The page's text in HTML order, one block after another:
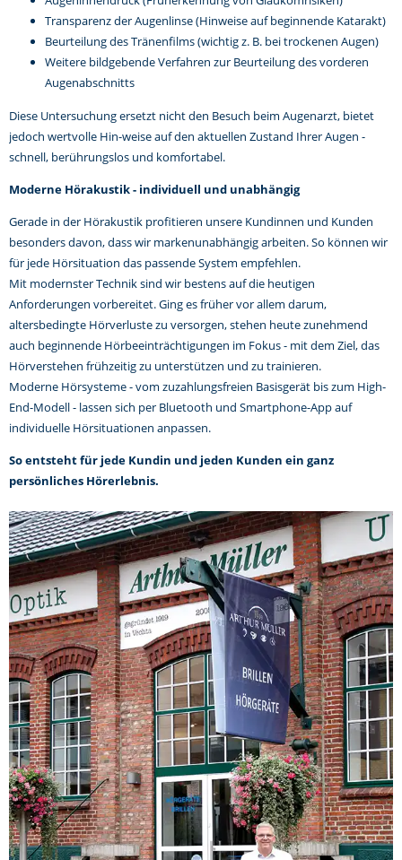
Transparenz der Augenlinse (Hinweise auf beginnende Katarakt)
Beurteilung des Tränenfilms (wichtig z. B. bei trockenen Augen)
Weitere bildgebende Verfahren zur Beurteilung des vorderen
Augenabschnitts
Diese Untersuchung ersetzt nicht den Besuch beim Augenarzt, bietet
jedoch wertvolle Hin-weise auf den aktuellen Zustand Ihrer Augen -
schnell, berührungslos und komfortabel.
Moderne Hörakustik - individuell und unabhängig
Gerade in der Hörakustik profitieren unsere Kundinnen und Kunden
besonders davon, dass wir markenunabhängig arbeiten. So können wir
für jede Hörsituation das passende System empfehlen.
Mit modernster Technik sind wir bestens auf die heutigen
Anforderungen vorbereitet. Ging es früher vor allem darum,
altersbedingte Hörverluste zu versorgen, stehen heute zunehmend
auch beginnende Hörbeeinträchtigungen im Fokus - mit dem Ziel, das
Hörverstehen frühzeitig zu unterstützen und zu trainieren.
Moderne Hörsysteme - vom zuzahlungsfreien Basisgerät bis zum High-
End-Modell - lassen sich per Bluetooth und Smartphone-App auf
individuelle Hörsituationen anpassen.
So entsteht für jede Kundin und jeden Kunden ein ganz
persönliches Hörerlebnis.